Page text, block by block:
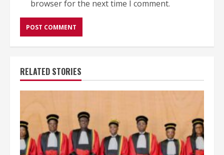
browser for the next time I comment.
RELATED STORIES